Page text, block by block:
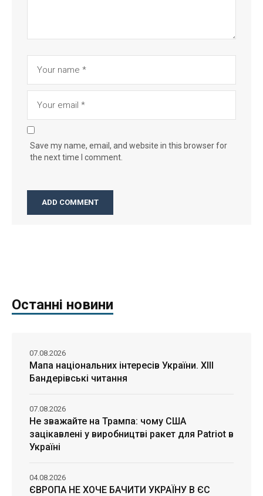
Save my name, email, and website in this browser for
the next time I comment.
Останні новини
Мапа національних інтересів України. ХІІІ
Бандерівські читання
07.08.2026
Не зважайте на Трампа: чому США
зацікавлені у виробництві ракет для Patriot в
Україні
07.08.2026
ЄВРОПА НЕ ХОЧЕ БАЧИТИ УКРАЇНУ В ЄС
04.08.2026